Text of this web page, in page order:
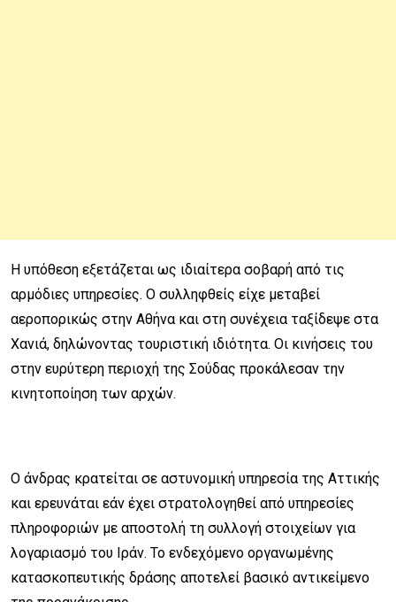
Η υπόθεση εξετάζεται ως ιδιαίτερα σοβαρή από τις
αρμόδιες υπηρεσίες. Ο συλληφθείς είχε μεταβεί
αεροπορικώς στην Αθήνα και στη συνέχεια ταξίδεψε στα
Χανιά, δηλώνοντας τουριστική ιδιότητα. Οι κινήσεις του
στην ευρύτερη περιοχή της Σούδας προκάλεσαν την
κινητοποίηση των αρχών.
Ο άνδρας κρατείται σε αστυνομική υπηρεσία της Αττικής
και ερευνάται εάν έχει στρατολογηθεί από υπηρεσίες
πληροφοριών με αποστολή τη συλλογή στοιχείων για
λογαριασμό του Ιράν. Το ενδεχόμενο οργανωμένης
κατασκοπευτικής δράσης αποτελεί βασικό αντικείμενο